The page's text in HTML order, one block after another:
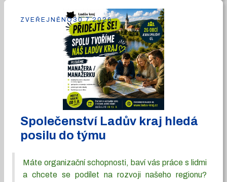
Společenství Ladův kraj hledá
posilu do týmu
Máte organizační schopnosti, baví vás práce s lidmi
a chcete se podílet na rozvoji našeho regionu?
ZVEŘEJNĚNO30.7.2026